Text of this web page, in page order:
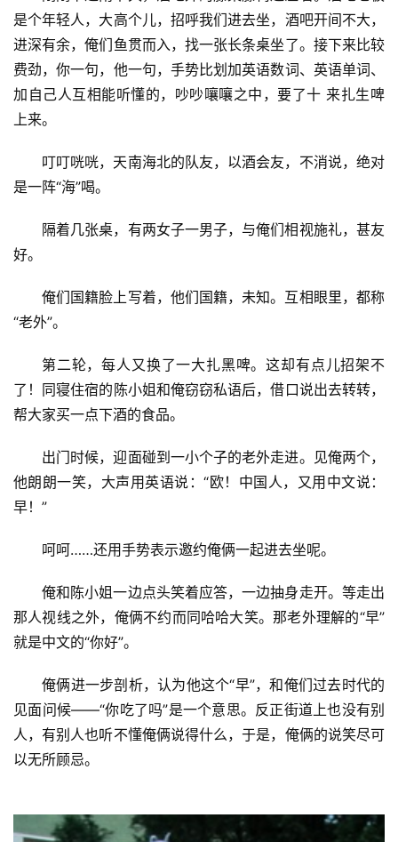
是个年轻人，大高个儿，招呼我们进去坐，酒吧开间不大，
进深有余，俺们鱼贯而入，找一张长条桌坐了。接下来比较
费劲，你一句，他一句，手势比划加英语数词、英语单词、
加自己人互相能听懂的，吵吵嚷嚷之中，要了十 来扎生啤
上来。
叮叮咣咣，天南海北的队友，以酒会友，不消说，绝对
是一阵“海”喝。
隔着几张桌，有两女子一男子，与俺们相视施礼，甚友
好。
俺们国籍脸上写着，他们国籍，未知。互相眼里，都称
“老外”。
第二轮，每人又换了一大扎黑啤。这却有点儿招架不
了！同寝住宿的陈小姐和俺窃窃私语后，借口说出去转转，
帮大家买一点下酒的食品。
出门时候，迎面碰到一小个子的老外走进。见俺两个，
他朗朗一笑，大声用英语说：“欧！中国人，又用中文说：
早！”
呵呵……还用手势表示邀约俺俩一起进去坐呢。
俺和陈小姐一边点头笑着应答，一边抽身走开。等走出
那人视线之外，俺俩不约而同哈哈大笑。那老外理解的“早”
就是中文的“你好”。
俺俩进一步剖析，认为他这个“早”，和俺们过去时代的
见面问候——“你吃了吗”是一个意思。反正街道上也没有别
人，有别人也听不懂俺俩说得什么，于是，俺俩的说笑尽可
以无所顾忌。